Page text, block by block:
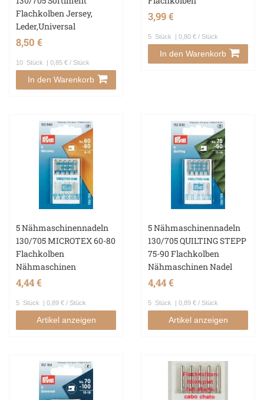
Flachkolben Jersey,
Leder,Universal
8,50 €
10 Stück | 0,85 € / Stück
In den Warenkorb
3,99 €
5 Stück | 0,80 € / Stück
In den Warenkorb
5 Nähmaschinennadeln
130/705 MICROTEX 60-80
Flachkolben
Nähmaschinen
4,44 €
5 Stück | 0,89 € / Stück
Artikel anzeigen
5 Nähmaschinennadeln
130/705 QUILTING STEPP
75-90 Flachkolben
Nähmaschinen Nadel
4,44 €
5 Stück | 0,89 € / Stück
Artikel anzeigen